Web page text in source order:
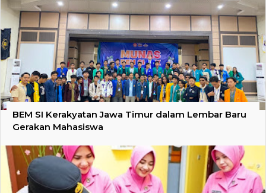
BEM SI Kerakyatan Jawa Timur dalam Lembar Baru
Gerakan Mahasiswa